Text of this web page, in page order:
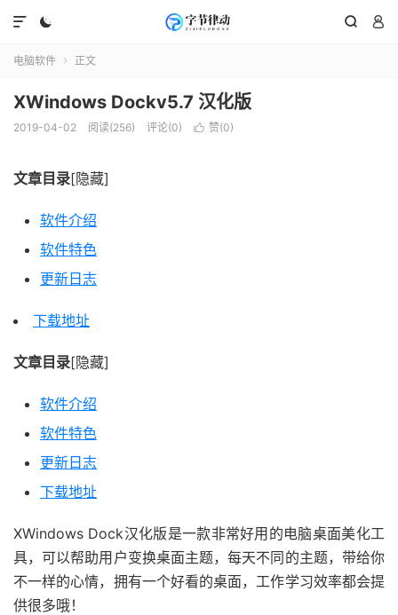
  

电脑软件  正文
XWindows Dockv5.7 汉化版
2019-04-02 阅读(256) 评论(0)  赞(0)
文章目录[隐藏]
软件介绍
软件特色
更新日志
下载地址
文章目录[隐藏]
软件介绍
软件特色
更新日志
下载地址
XWindows Dock汉化版是一款非常好用的电脑桌面美化工
具，可以帮助用户变换桌面主题，每天不同的主题，带给你
不一样的心情，拥有一个好看的桌面，工作学习效率都会提
供很多哦！